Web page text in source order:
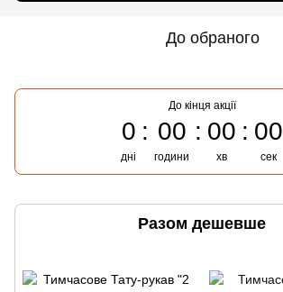
До обраного
До кінця акції
0
дні
00
години
00
хв
00
сек
Разом дешевше